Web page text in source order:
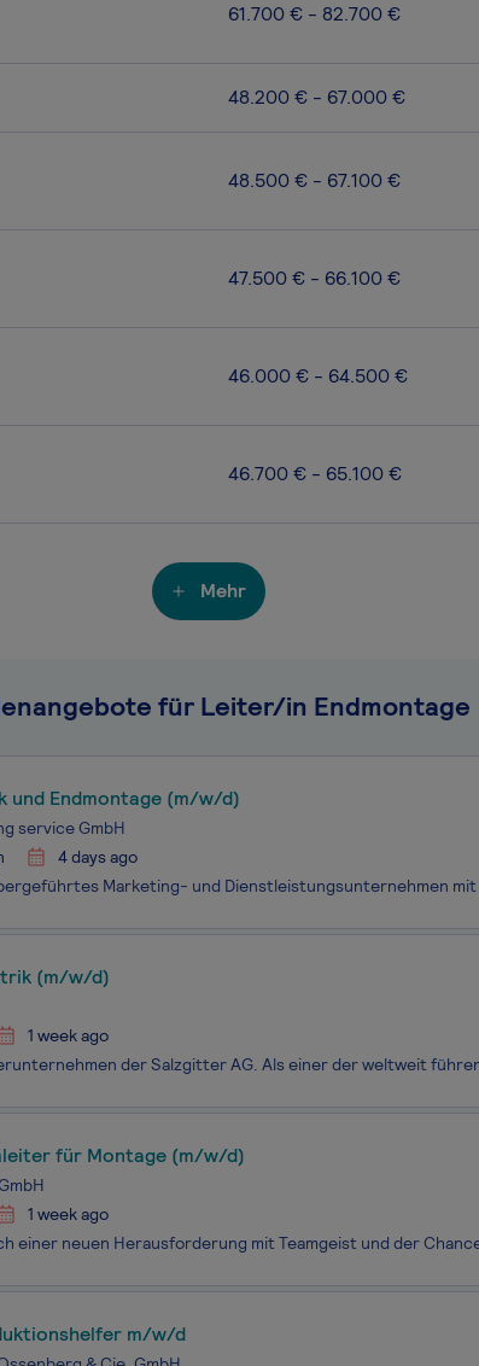
61.700 € - 82.700 €
48.200 € - 67.000 €
48.500 € - 67.100 €
47.500 € - 66.100 €
46.000 € - 64.500 €
46.700 € - 65.100 €
Mehr
für Leiter/in Endmontage
und Endmontage (m/w/d)
service GmbH
4 days ago
(m/w/d)
1 week ago
für Montage (m/w/d)
1 week ago
m/w/d